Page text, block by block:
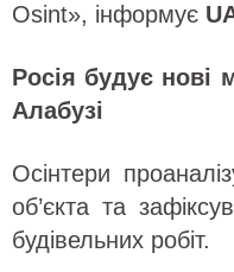
Osint», інформує
Росія будує нові
Алабузі
Осінтери
об’єкта та
будівельних робіт.